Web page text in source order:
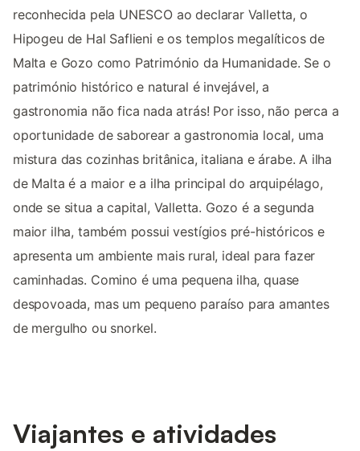
reconhecida pela UNESCO ao declarar Valletta, o
Hipogeu de Hal Saflieni e os templos megalíticos de
Malta e Gozo como Património da Humanidade. Se o
património histórico e natural é invejável, a
gastronomia não fica nada atrás! Por isso, não perca a
oportunidade de saborear a gastronomia local, uma
mistura das cozinhas britânica, italiana e árabe. A ilha
de Malta é a maior e a ilha principal do arquipélago,
onde se situa a capital, Valletta. Gozo é a segunda
maior ilha, também possui vestígios pré-históricos e
apresenta um ambiente mais rural, ideal para fazer
caminhadas. Comino é uma pequena ilha, quase
despovoada, mas um pequeno paraíso para amantes
de mergulho ou snorkel.
Viajantes e atividades